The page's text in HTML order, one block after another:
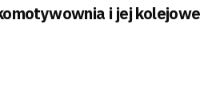
i jej kolejowe